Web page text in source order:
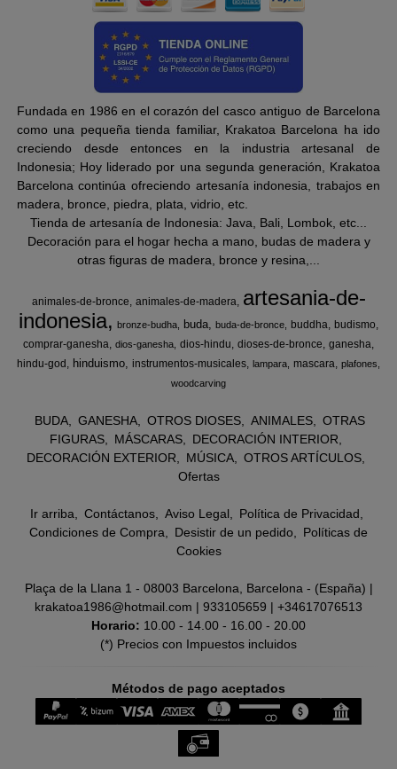
Fundada en 1986 en el corazón del casco antiguo de Barcelona
como una pequeña tienda familiar, Krakatoa Barcelona ha ido
creciendo desde entonces en la industria artesanal de
Indonesia; Hoy liderado por una segunda generación, Krakatoa
Barcelona continúa ofreciendo artesanía indonesia, trabajos en
madera, bronce, piedra, plata, vidrio, etc.
Tienda de artesanía de Indonesia: Java, Bali, Lombok, etc...
Decoración para el hogar hecha a mano, budas de madera y
otras figuras de madera, bronce y resina,...
animales-de-bronce animales-de-madera
artesania-de-
indonesia
bronze-budha buda buda-de-bronce buddha
budismo
comprar-ganesha dios-ganesha dios-hindu dioses-de-bronce ganesha
hindu-god
hinduismo instrumentos-musicales lampara mascara plafones
woodcarving
BUDA GANESHA OTROS DIOSES ANIMALES
OTRAS
FIGURAS
MÁSCARAS
DECORACIÓN INTERIOR
DECORACIÓN EXTERIOR
MÚSICA
OTROS ARTÍCULOS
Ofertas
Ir arriba Contáctanos Aviso Legal
Política de Privacidad
Condiciones de Compra
Desistir de un pedido
Políticas de
Cookies
Plaça de la Llana 1 - 08003 Barcelona, Barcelona - (España) |
krakatoa1986@hotmail.com | 933105659 | +34617076513
Horario: 10.00 - 14.00 - 16.00 - 20.00
(*) Precios con Impuestos incluidos
Métodos de pago aceptados